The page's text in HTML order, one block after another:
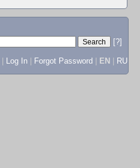
[?]
Log In Forgot Password EN RU